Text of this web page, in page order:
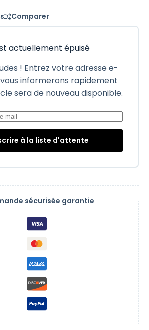
Comparer
actuellement épuisé
! Entrez votre adresse e-
informerons rapidement
sera de nouveau disponible.
à la liste d'attente
sécurisée garantie